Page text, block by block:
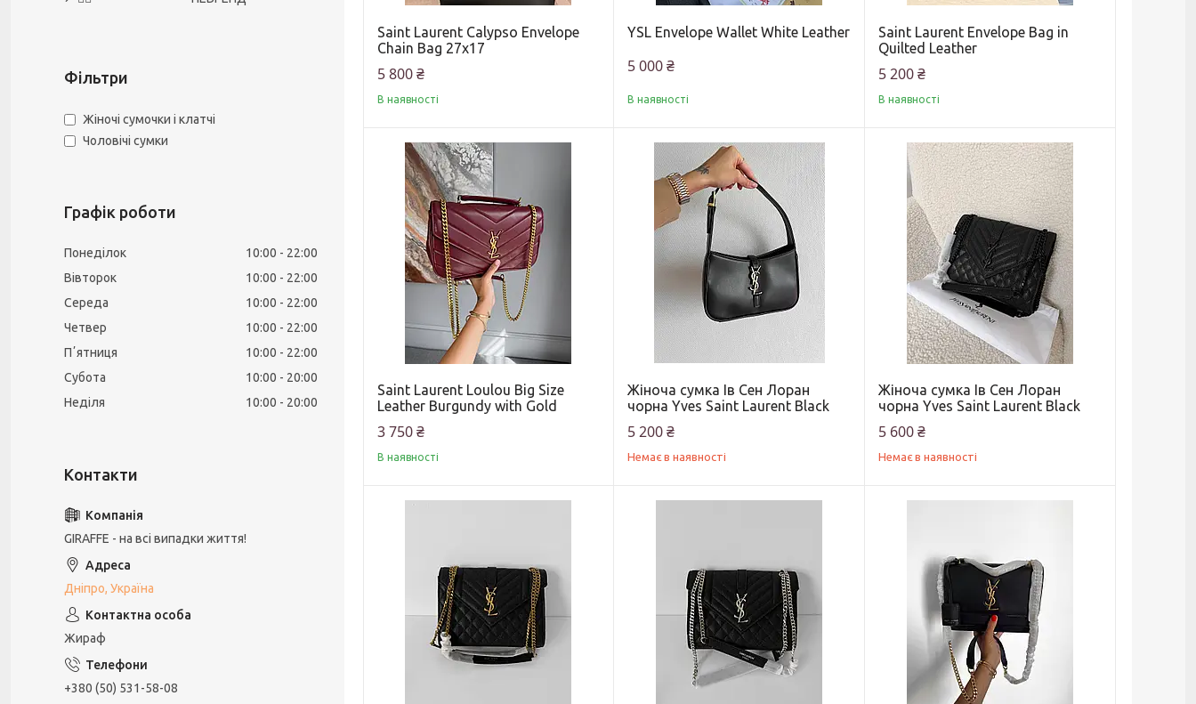
Saint Laurent Calypso Envelope
Chain Bag 27x17
5 800 ₴
В наявності
YSL Envelope Wallet White Leather
5 000 ₴
В наявності
Saint Laurent Envelope Bag in
Quilted Leather
5 200 ₴
В наявності
Saint Laurent Loulou Big Size
Leather Burgundy with Gold
3 750 ₴
В наявності
Жіноча сумка Ів Сен Лоран
чорна Yves Saint Laurent Black
5 200 ₴
Немає в наявності
Жіноча сумка Ів Сен Лоран
чорна Yves Saint Laurent Black
5 600 ₴
Немає в наявності
Фільтри
Жіночі сумочки і клатчі
Чоловічі сумки
Графік роботи
Понеділок 10:00
22:00
Вівторок
10:00
22:00
Середа
10:00
22:00
Четвер
10:00
22:00
Пʼятниця
10:00
22:00
Субота
10:00
20:00
Неділя
10:00 20:00
GIRAFFE - на всі випадки життя!
Дніпро, Україна
Жираф
+380 (50) 531-58-08